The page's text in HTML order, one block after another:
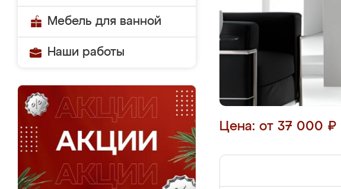
Мебель для ванной
Наши работы
Цена: от 37 000 ₽